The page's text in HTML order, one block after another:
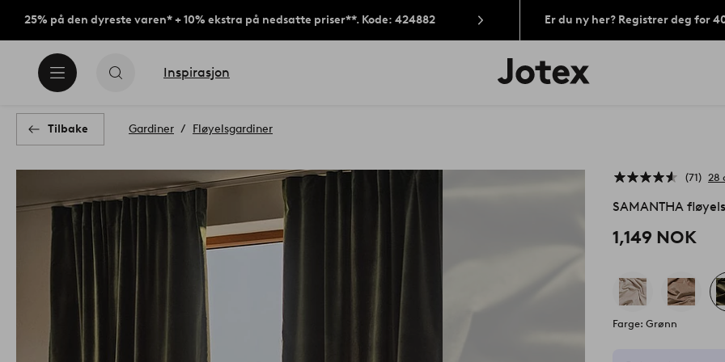
25% på den dyreste varen* + 10% ekstra på nedsatte priser**. Kode: 424882 Er du ny her? Registrer deg for
Inspirasjon
Jotex’
logo
Tilbake Gardiner Fløyelsgardiner
71 28
SAMANTHA
1,149 NOK
Farge: Grønn